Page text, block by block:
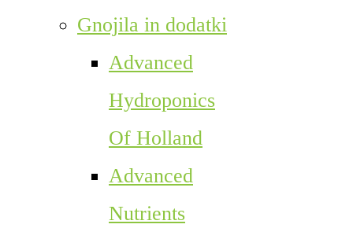
Gnojila in dodatki
Advanced
Hydroponics
Of Holland
Advanced
Nutrients